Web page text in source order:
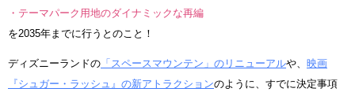
・テーマパーク⽤地のダイナミックな再編
を2035年までに行うとのこと！
ディズニーランドの 「スペースマウンテン」のリニューアルや、 映画
『シュガー・ラッシュ』の新アトラクションのように、すでに決定事項